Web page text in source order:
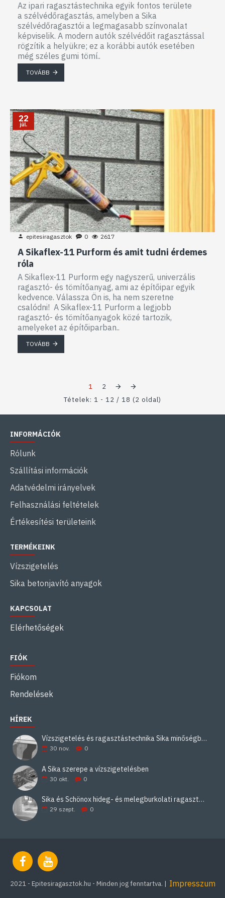
Az ipari ragasztástechnika egyik fontos területe
a szélvédőragasztás, amelyben a Sika
szélvédőragasztói a legmagasabb színvonalat
képviselik. A modern autók szélvédőit ragasztással
rögzítik a helyükre; ez a korábbi autók esetében
még széles gumi tömí..
TOVÁBB
22
júl.
epitesiragasztok 0 2617
A Sikaflex-11 Purform és amit tudni érdemes
róla
A Sikaflex-11 Purform egy nagyszerű, univerzális
ragasztó- és tömítőanyag, ami az építőipar egyik
kedvence. Válassza Ön is, ha nem szeretne
csalódni! A Sikaflex-11 Purform a legjobb
ragasztó- és tömítőanyagok közé tartozik,
amelyeket az építőiparban..
TOVÁBB
1
2
Tételek: 1 - 12 / 18 (2 oldal)
INFORMÁCIÓK
Rólunk
Szállítási információk
Adatvédelmi irányelvek
Felhasználási feltételek
Értékesítési területeink
TERMÉKEINK
Vízszigetelés
Sika betonjavító anyagok
KAPCSOLAT
Elérhetőségek
FIÓK
Fiókom
Rendelések
HÍREK
Vízszigetelés és ragasztástechnika Sika minőségben
30 nov. 0
A Sika szerepe a vízszigetelésben
30 okt. 0
Sika és Schönox hideg- és melegburkolati ragasztási rendszerek
29 szept. 0
2021 - Epitesiragasztok.hu - Minden jog fenntartva. | Impresszum